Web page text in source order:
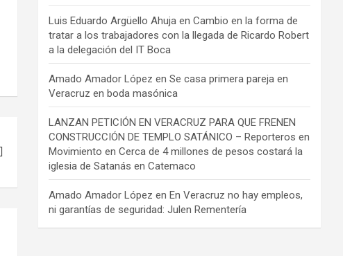
Luis Eduardo Argüello Ahuja enCambio en la forma de
tratar a los trabajadores con la llegada de Ricardo Robert
a la delegación del IT Boca
Amado Amador López enSe casa primera pareja en
Veracruz en boda masónica
LANZAN PETICIÓN EN VERACRUZ PARA QUE FRENEN
CONSTRUCCIÓN DE TEMPLO SATÁNICO – Reporteros en
Movimiento enCerca de 4 millones de pesos costará la
iglesia de Satanás en Catemaco
Amado Amador López enEn Veracruz no hay empleos,
ni garantías de seguridad: Julen Rementería